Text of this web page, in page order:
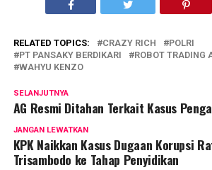
RELATED TOPICS: CRAZY RICH
POLRI
PT PANSAKY BERDIKARI
ROBOT TRADING
WAHYU KENZO
SELANJUTNYA
AG Resmi Ditahan Terkait Kasus
JANGAN LEWATKAN
KPK Naikkan Kasus Dugaan Korupsi
Trisambodo ke Tahap Penyidikan